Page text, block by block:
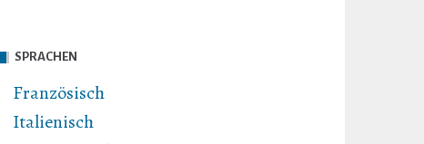
SPRACHEN
Französisch
Italienisch